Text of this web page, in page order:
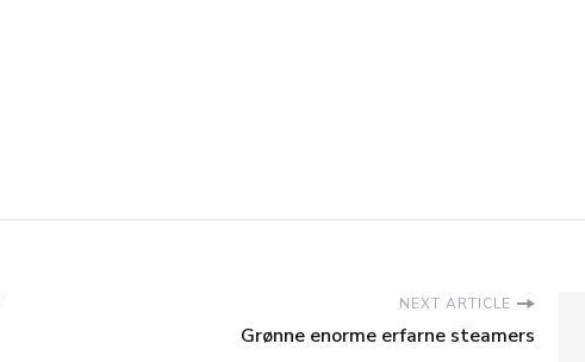
NEXT ARTICLE
Grønne enorme erfarne steamers